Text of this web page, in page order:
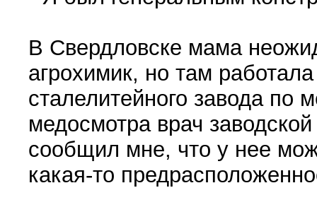
В Свердловске мама
агрохимик, но там
сталелитейного завода по
медосмотра врач
сообщил мне, что у нее
какая-то